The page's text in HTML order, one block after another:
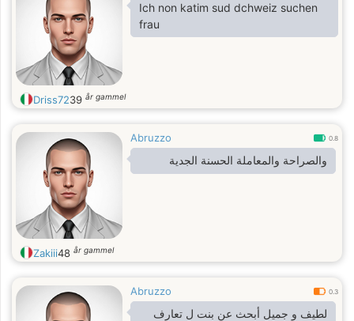
Ich non katim sud dchweiz suchen
frau
Driss7239 år gammel
Abruzzo 0.8
والصراحة والمعاملة الحسنة الجدية
Zakiii48 år gammel
Abruzzo 0.3
لطيف و جميل أبحث عن بنت ل تعارف